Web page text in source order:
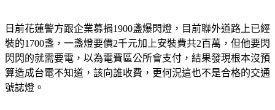
日前花蓮警方跟企業募捐1900盞爆閃燈，目前聯外道路上已經
裝的1700盞，一盞燈要價2千元加上安裝費共2百萬，但他要閃
閃閃的就需要電，以為電費區公所會支付，結果發現根本沒預
算造成台電不知道，該向誰收費，更何況這也不是合格的交通
號誌燈。